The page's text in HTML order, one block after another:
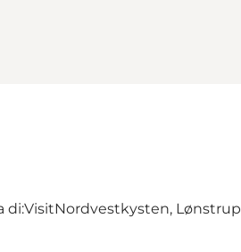
di:VisitNordvestkysten, Lønstrup